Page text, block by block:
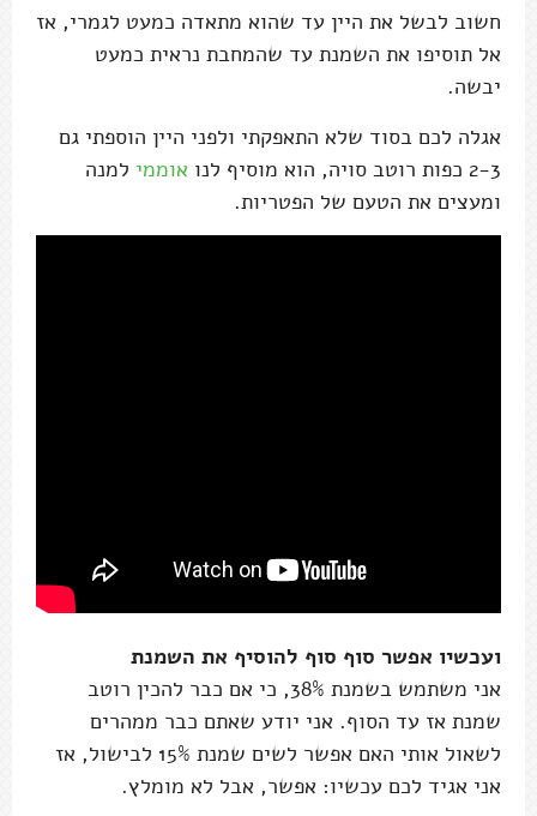
חשוב לבשל את היין עד שהוא מתאדה כמעט לגמרי, אז
אל תוסיפו את השמנת עד שהמחבת נראית כמעט
יבשה.
אגלה לכם בסוד שלא התאפקתי ולפני היין הוספתי גם
2-3 כפות רוטב סויה, הוא מוסיף לנו
אוממי למנה
ומעצים את הטעם של הפטריות.
ועכשיו אפשר סוף סוף להוסיף את השמנת
אני משתמש בשמנת 38%, כי אם כבר להכין רוטב
שמנת אז עד הסוף. אני יודע שאתם כבר ממהרים
לשאול אותי האם אפשר לשים שמנת 15% לבישול, אז
אני אגיד לכם עכשיו: אפשר, אבל לא מומלץ.